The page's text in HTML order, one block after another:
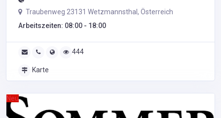
Traubenweg 23131 Wetzmannsthal, Österreich
Arbeitszeiten: 08:00 - 18:00
444
Karte
Neu